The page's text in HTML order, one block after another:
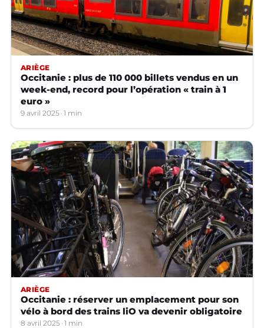
ARIÈGE
Occitanie : plus de 110 000 billets vendus en un
week-end, record pour l’opération « train à 1
euro »
9 avril 2025 1 min
ARIÈGE
Occitanie : réserver un emplacement pour son
vélo à bord des trains liO va devenir obligatoire
8 avril 2025 1 min